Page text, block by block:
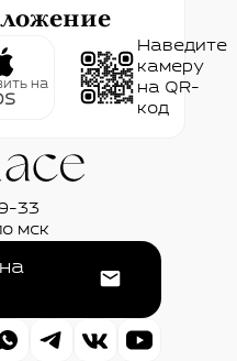
на
Наведите
камеру
на QR-
код
33
мск